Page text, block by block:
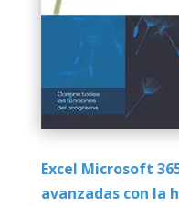
Excel Microsoft
avanzadas con la